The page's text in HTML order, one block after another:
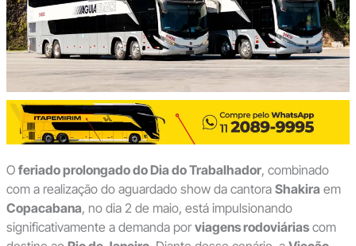
O feriado prolongado do Dia do Trabalhador, combinado
com a realização do aguardado show da cantora Shakira em
Copacabana, no dia 2 de maio, está impulsionando
significativamente a demanda por viagens rodoviáriascom